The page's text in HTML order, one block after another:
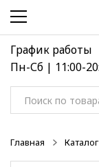
Перейти
навигации
Перейти
содержимому
График работы
Пн-Сб | 11:00-
Искать:
Главная Каталог